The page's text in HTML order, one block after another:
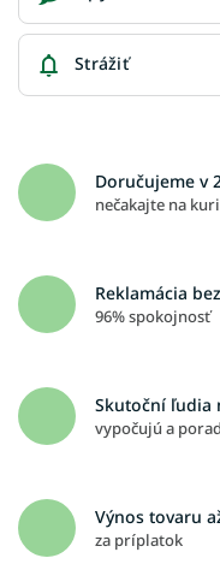
Strážiť
Doručujeme v
nečakajte na
Reklamácia
96% spokojnosť
Skutoční ľudia
vypočujú a
Výnos tovaru
za príplatok